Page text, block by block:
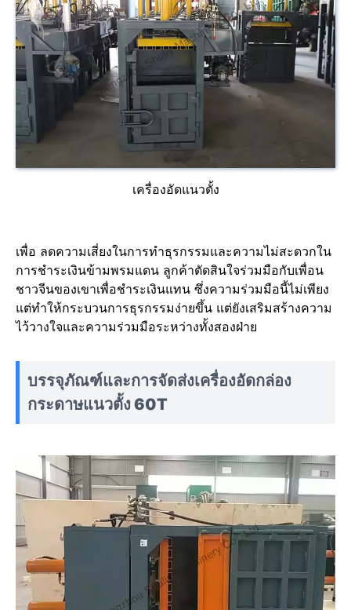
เครื่องอัดแนวตั้ง
เพื่อ ลดความเสี่ยงในการทำธุรกรรมและความไม่สะดวกใน
การชำระเงินข้ามพรมแดน ลูกค้าตัดสินใจร่วมมือกับเพื่อน
ชาวจีนของเขาเพื่อชำระเงินแทน ซึ่งความร่วมมือนี้ไม่เพียง
แต่ทำให้กระบวนการธุรกรรมง่ายขึ้น แต่ยังเสริมสร้างความ
ไว้วางใจและความร่วมมือระหว่างทั้งสองฝ่าย
บรรจุภัณฑ์และการจัดส่งเครื่องอัดกล่อง
กระดาษแนวตั้ง 60T